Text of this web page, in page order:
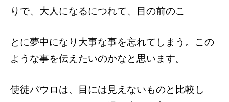
りで、大人になるにつれて、目の前のこ
とに夢中になり大事な事を忘れてしまう。こ の
ような事を伝えたいのかなと思います。
使徒パウロは、目には見えないものと比較 し